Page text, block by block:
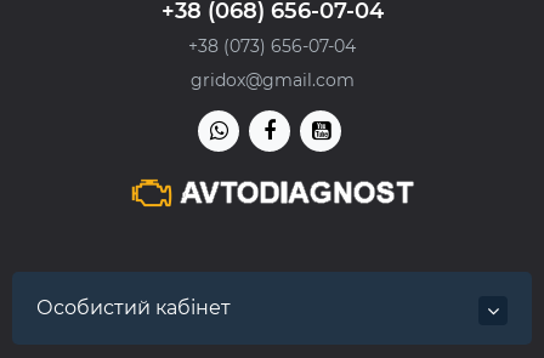
+38 (068) 656-07-04
+38 (073) 656-07-04
gridox@gmail.com
Особистий кабінет